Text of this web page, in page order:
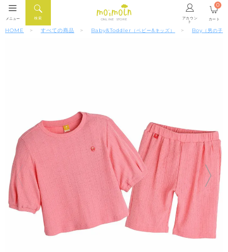
ONLINE STORE アカウン
ト
検索
メニュー カート
0
HOME すべての商品 Baby&Toddler （ベビー&キッズ） Boy （男の子）